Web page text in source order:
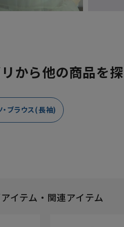
から他の商品を
・ブラウス(長袖)
イテム・関連アイテム